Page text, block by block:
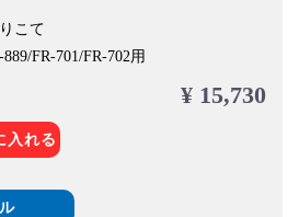
こて
FR-701/FR-702用
¥ 15,730
入れる